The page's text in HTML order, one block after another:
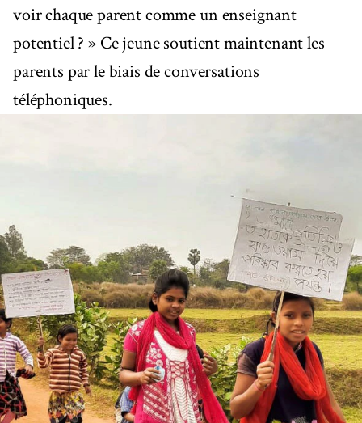
voir chaque parent comme un enseignant
potentiel ? » Ce jeune soutient maintenant les
parents par le biais de conversations
téléphoniques.